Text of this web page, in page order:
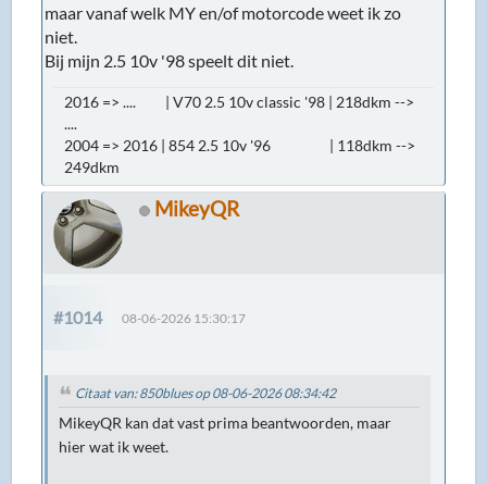
maar vanaf welk MY en/of motorcode weet ik zo
niet.
Bij mijn 2.5 10v '98 speelt dit niet.
2016 => .... | V70 2.5 10v classic '98 | 218dkm -->
....
2004 => 2016 | 854 2.5 10v '96 | 118dkm -->
249dkm
MikeyQR
#1014 08-06-2026 15:30:17
Citaat van: 850blues op 08-06-2026 08:34:42
MikeyQR kan dat vast prima beantwoorden, maar
hier wat ik weet.